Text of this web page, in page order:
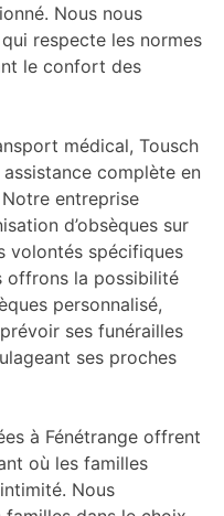
Nous nous
respecte les normes
le confort des
médical, Tousch
complète en
entreprise
d’obsèques sur
volontés spécifiques
offrons la possibilité
personnalisé,
ses funérailles
ses proches
à Fénétrange offrent
où les familles
Nous